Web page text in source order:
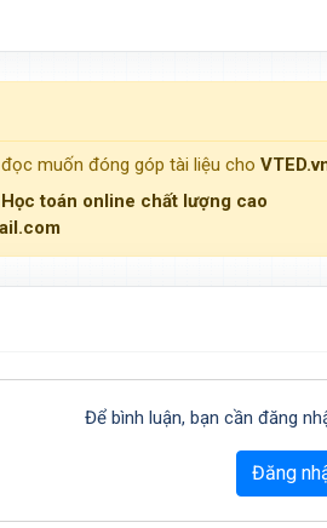
muốn đóng góp tài liệu cho
toán online chất lượng cao
Để bình luận, bạn cần đăng
Đăng